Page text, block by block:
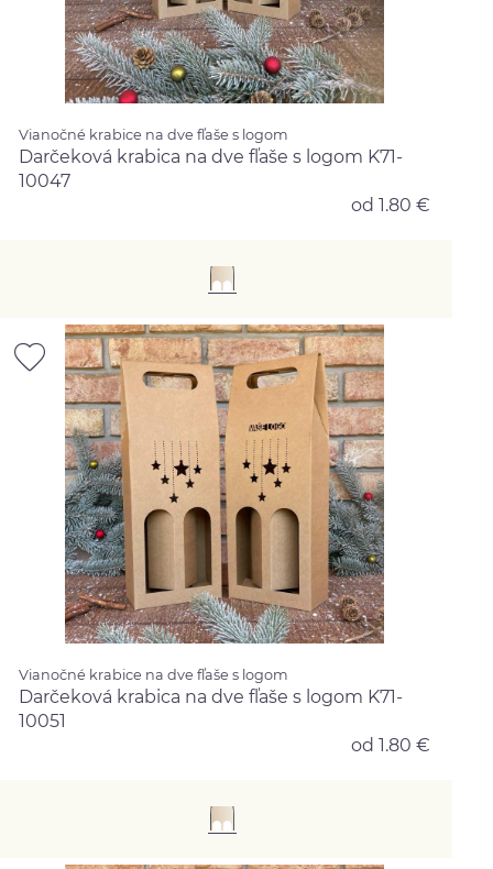
Vianočné krabice na dve fľaše s logom
Darčeková krabica na dve fľaše s logom K71-
10047
od 1.80 €
Vianočné krabice na dve fľaše s logom
Darčeková krabica na dve fľaše s logom K71-
10051
od 1.80 €